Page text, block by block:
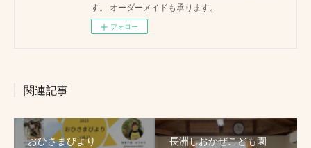
す。 オーダーメイドも承ります。
フォロー
関連記事
おひさまびより 長洲しおかぜこども園